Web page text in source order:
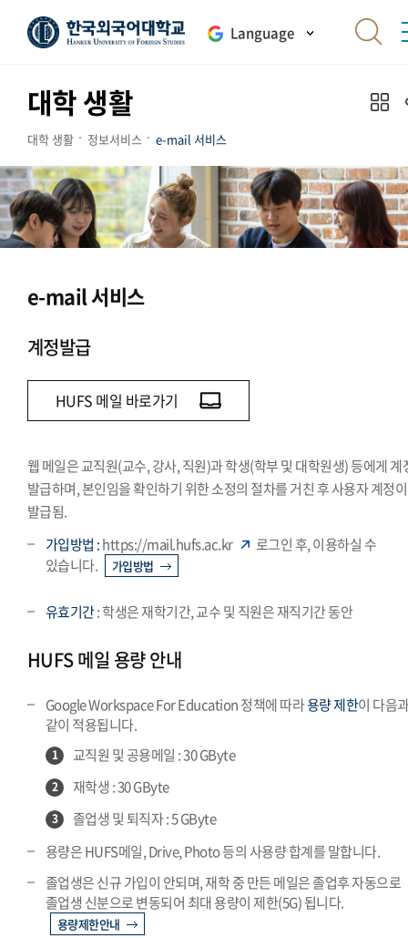
Language
대학 생활
대학 생활 정보서비스 e-mail 서비스
e-mail 서비스
계정발급
HUFS 메일 바로가기
웹 메일은 교직원(교수, 강사, 직원)과 학생(학부 및 대학원생) 등에게 계
발급하며, 본인임을 확인하기 위한 소정의 절차를 거친 후 사용자 계정이
발급됨.
가입방법 :https://mail.hufs.ac.kr
로그인 후, 이용하실 수
있습니다.
가입방법
유효기간: 학생은 재학기간, 교수 및 직원은 재직기간 동안
HUFS 메일 용량 안내
Google Workspace For Education 정책에 따라용량 제한이 다음
같이 적용됩니다.
1 교직원 및 공용메일 : 30 GByte
2 재학생 : 30 GByte
3
졸업생 및 퇴직자 : 5 GByte
용량은 HUFS메일, Drive, Photo 등의 사용량 합계를 말합니다.
졸업생은 신규 가입이 안되며, 재학 중 만든 메일은 졸업후 자동으로
졸업생 신분으로 변동되어 최대 용량이 제한(5G) 됩니다.
용량제한안내